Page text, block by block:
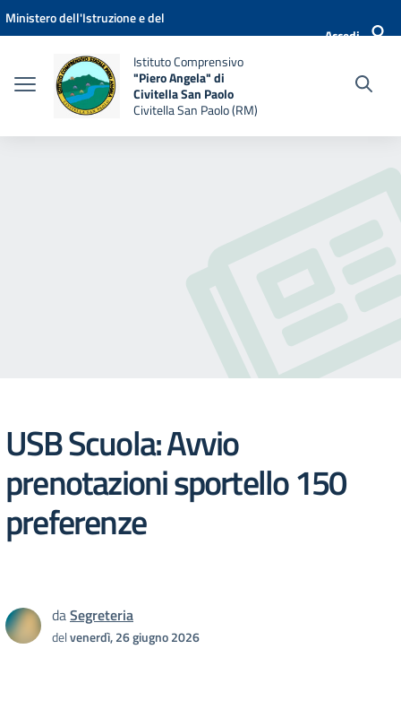
Vai ai contenuti
Vai al menu di navigazione
Vai al footer
Ministero dell'Istruzione e del
Accedi
Istituto Comprensivo
"Piero Angela" di
Civitella San Paolo
Civitella San Paolo (RM)
USB Scuola: Avvio
prenotazioni sportello 150
preferenze
daSegreteria
delvenerdì, 26 giugno 2026